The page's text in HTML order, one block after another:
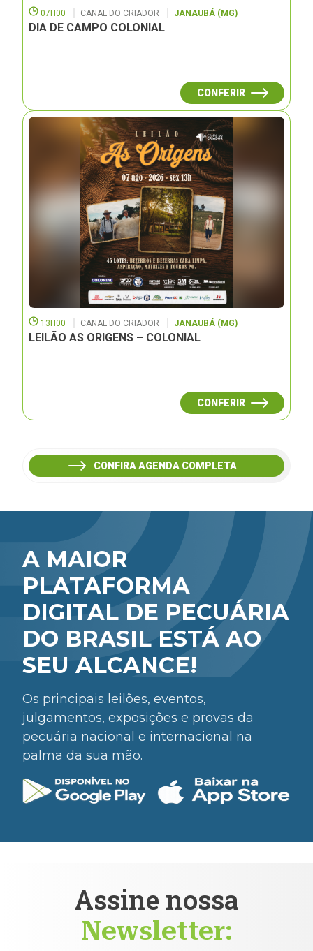
07H00 CANAL DO CRIADOR JANAUBÁ (MG)
DIA DE CAMPO COLONIAL
CONFERIR
13H00 CANAL DO CRIADOR JANAUBÁ (MG)
LEILÃO AS ORIGENS – COLONIAL
CONFERIR
CONFIRA AGENDA COMPLETA
A MAIOR
PLATAFORMA
DIGITAL DE PECUÁRIA
DO BRASIL ESTÁ AO
SEU ALCANCE!
Os principais leilões, eventos,
julgamentos, exposições e provas da
pecuária nacional e internacional na
palma da sua mão.
Assine nossa
Newsletter: